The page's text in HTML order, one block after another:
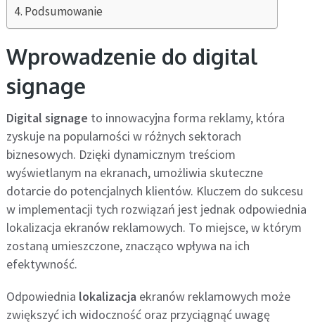
Podsumowanie
Wprowadzenie do digital
signage
Digital signage to innowacyjna forma reklamy, która
zyskuje na popularności w różnych sektorach
biznesowych. Dzięki dynamicznym treściom
wyświetlanym na ekranach, umożliwia skuteczne
dotarcie do potencjalnych klientów. Kluczem do sukcesu
w implementacji tych rozwiązań jest jednak odpowiednia
lokalizacja ekranów reklamowych. To miejsce, w którym
zostaną umieszczone, znacząco wpływa na ich
efektywność.
Odpowiednia lokalizacja ekranów reklamowych może
zwiększyć ich widoczność oraz przyciągnąć uwagę